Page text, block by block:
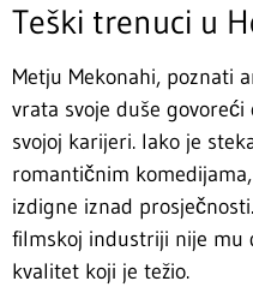
Teški trenuci u
Metju Mekonahi, poznati
vrata svoje duše
svojoj karijeri. Iako je
romantičnim
izdigne iznad
filmskoj industriji nije mu
kvalitet koji je težio.